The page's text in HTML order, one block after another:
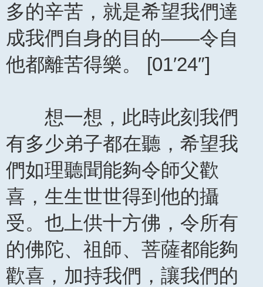
多的辛苦，就是希望我們達
成我們自身的目的——令自
他都離苦得樂。 [01′24″]
想一想，此時此刻我們
有多少弟子都在聽，希望我
們如理聽聞能夠令師父歡
喜，生生世世得到他的攝
受。也上供十方佛，令所有
的佛陀、祖師、菩薩都能夠
歡喜，加持我們，讓我們的